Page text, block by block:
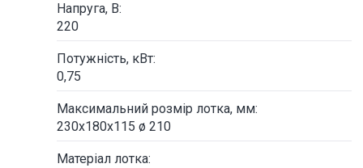
Напруга, В:
220
Потужність, кВт:
0,75
Максимальний розмір лотка, мм:
230х180х115 ø 210
Матеріал лотка: